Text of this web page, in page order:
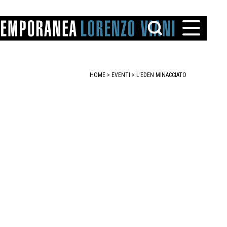
HOME > EVENTI > L’EDEN MINACCIATO